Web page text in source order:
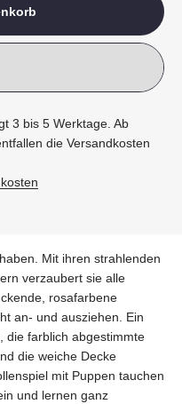
3 bis 5 Werktage. Ab
die Versandkosten
Mit ihren strahlenden
verzaubert sie alle
rosafarbene
an- und ausziehen. Ein
die farblich abgestimmte
die weiche Decke
mit Puppen tauchen
und lernen ganz